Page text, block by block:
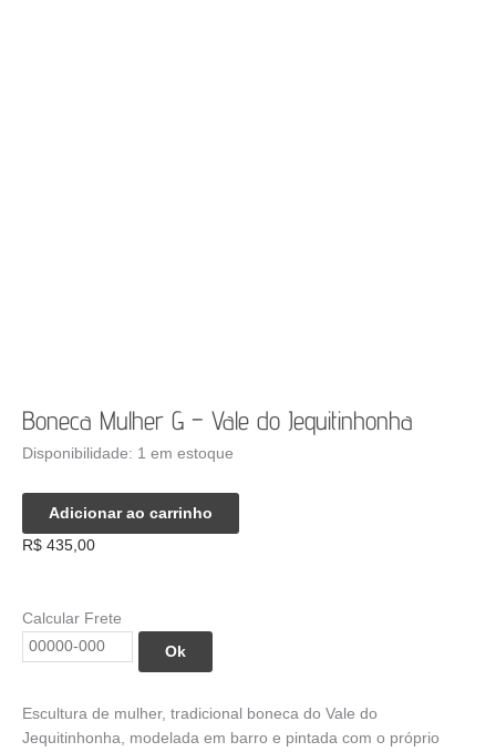
Boneca Mulher G – Vale do Jequitinhonha
R$ 435,00
Escultura de mulher, tradicional boneca do Vale do
Jequitinhonha, modelada em barro e pintada com o próprio
Disponibilidade: 1 em estoque
Boneca
Mulher
G
do
Jequitinhonha
Adicionar ao carrinho
Calcular Frete
Ok